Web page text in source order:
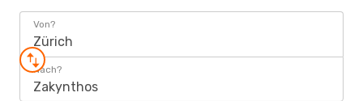
Von?
Zürich
Nach?
Zakynthos